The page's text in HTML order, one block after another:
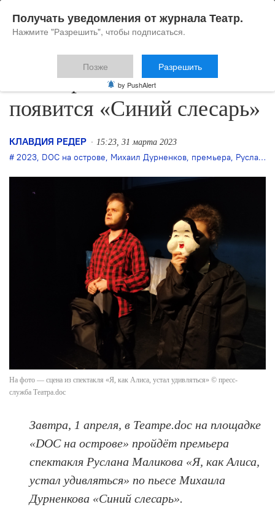
В Театре.doc снова
появится «Синий слесарь»
КЛАВДИЯ РЕДЕР 15:23, 31 марта 2023
2023, DOC на острове, Михаил Дурненков, премьера, Руслан Маликов
На фото — сцена из спектакля «Я, как Алиса, устал удивляться» © пресс-
служба Театра.doc
Завтра, 1 апреля, в Театре.doc на площадке
«DOC на острове» пройдёт премьера
спектакля Руслана Маликова «Я, как Алиса,
устал удивляться» по пьесе Михаила
Дурненкова «Синий слесарь».
Получать уведомления от журнала Театр.
Нажмите "Разрешить", чтобы подписаться.
Позже Разрешить
by PushAlert